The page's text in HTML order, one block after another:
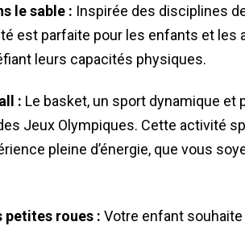
le sable : Inspirée des disciplines
est parfaite pour les enfants et les
leurs capacités physiques.
: Le basket, un sport dynamique et
Jeux Olympiques. Cette activité
pleine d’énergie, que vous
petites roues : Votre enfant